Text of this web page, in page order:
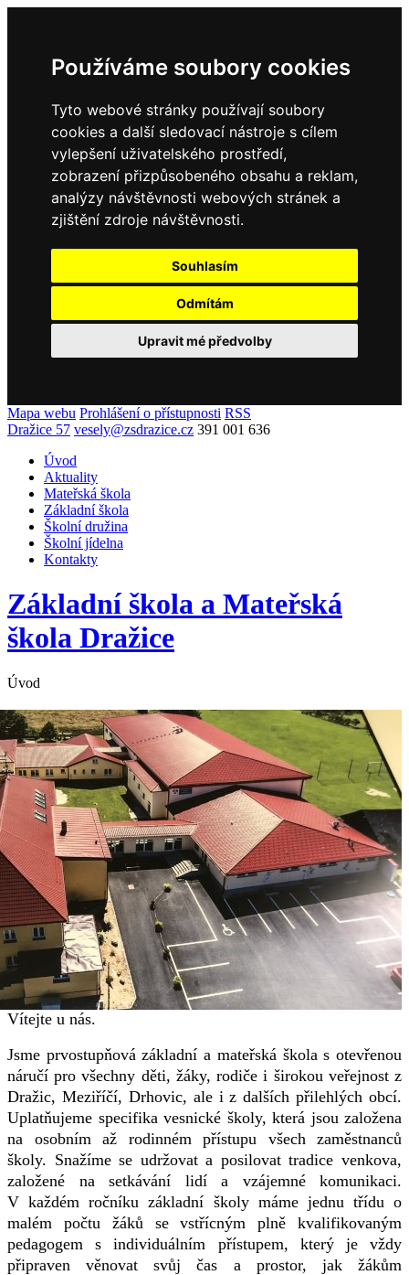
Používáme soubory cookies
Tyto webové stránky používají soubory
cookies a další sledovací nástroje s cílem
vylepšení uživatelského prostředí,
zobrazení přizpůsobeného obsahu a reklam,
analýzy návštěvnosti webových stránek a
zjištění zdroje návštěvnosti.
Souhlasím
Odmítám
Upravit mé předvolby
Mapa webu Prohlášení o přístupnosti RSS
Dražice 57 vesely@zsdrazice.cz 391 001 636
Úvod
Aktuality
Mateřská škola
Základní škola
Školní družina
Školní jídelna
Kontakty
Základní škola a Mateřská
škola Dražice
Úvod
Vítejte u nás.
Jsme prvostupňová základní a mateřská škola s otevřenou
náručí pro všechny děti, žáky, rodiče i širokou veřejnost z
Dražic, Meziříčí, Drhovic, ale i z dalších přilehlých obcí.
Uplatňujeme specifika vesnické školy, která jsou založena
na osobním až rodinném přístupu všech zaměstnanců
školy. Snažíme se udržovat a posilovat tradice venkova,
založené na setkávání lidí a vzájemné komunikaci.
V každém ročníku základní školy máme jednu třídu o
malém počtu žáků se vstřícným plně kvalifikovaným
pedagogem s individuálním přístupem, který je vždy
připraven věnovat svůj čas a prostor, jak žákům